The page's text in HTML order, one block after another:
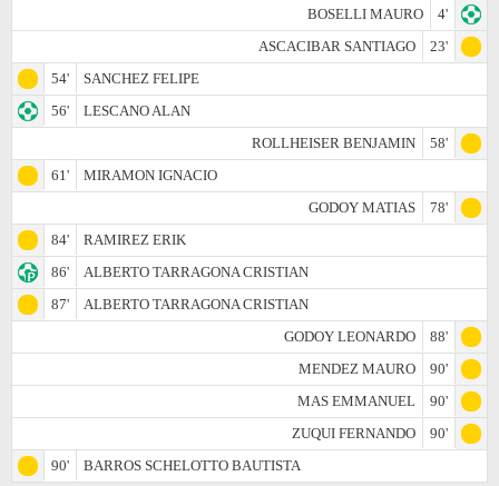
BOSELLI MAURO
4'
ASCACIBAR SANTIAGO
23'
54'
SANCHEZ FELIPE
56'
LESCANO ALAN
ROLLHEISER BENJAMIN
58'
61'
MIRAMON IGNACIO
GODOY MATIAS
78'
84'
RAMIREZ ERIK
86'
ALBERTO TARRAGONA CRISTIAN
87'
ALBERTO TARRAGONA CRISTIAN
GODOY LEONARDO
88'
MENDEZ MAURO
90'
MAS EMMANUEL
90'
ZUQUI FERNANDO
90'
90'
BARROS SCHELOTTO BAUTISTA